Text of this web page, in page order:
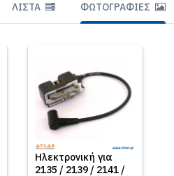
ΛΊΣΤΑ ΦΩΤΟΓΡΑΦΊΕΣ
Ηλεκτρονική για
2135 / 2139 / 2141 /